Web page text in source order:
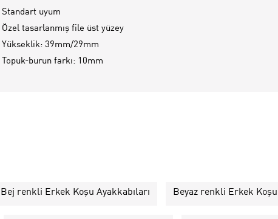
Standart uyum
Özel tasarlanmış file üst yüzey
Yükseklik: 39mm/29mm​
Topuk-burun farkı: 10mm​
Bej renkli Erkek Koşu Ayakkabıları Beyaz renkli Erkek Koşu